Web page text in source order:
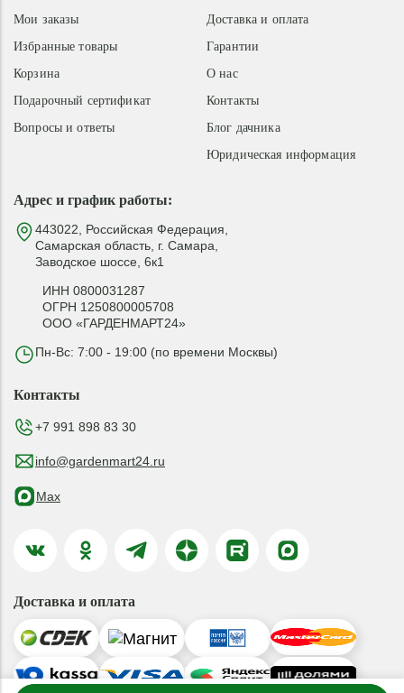
Адрес и график работы:
443022, Российская Федерация,
Самарская область, г. Самара,
Заводское шоссе, 6к1
ИНН 0800031287
ОГРН 1250800005708
ООО «ГАРДЕНМАРТ24»
Пн-Вс: 7:00 - 19:00 (по времени Москвы)
Доставка и оплата
Гарантии
О нас
Контакты
Блог дачника
Юридическая информация
Мои заказы
Избранные товары
Корзина
Подарочный сертификат
Вопросы и ответы
Контакты
+7 991 898 83 30
info@gardenmart24.ru
Max
Доставка и оплата